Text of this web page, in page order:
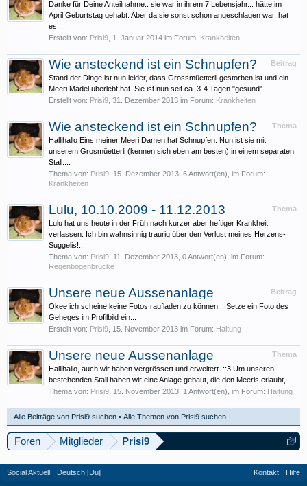
Danke für Deine Anteilnahme.. sie war in ihrem 7 Lebensjahr... hätte im
April Geburtstag gehabt. Aber da sie sonst schon angeschlagen war, hat
es...
Erstellt von: Prisi9 1. Januar 2014 im Forum: Krankheiten
Beitrag
Wie ansteckend ist ein Schnupfen?
Stand der Dinge ist nun leider, dass Grossmüetterli gestorben ist und ein
Meeri Mädel überlebt hat. Sie ist nun seit ca. 3-4 Tagen "gesund"....
Erstellt von: Prisi9 31. Dezember 2013 im Forum: Krankheiten
Thema
Wie ansteckend ist ein Schnupfen?
Hallihallo Eins meiner Meeri Damen hat Schnupfen. Nun ist sie mit
unserem Grosmüetterli (kennen sich eben am besten) in einem separaten
Stall....
Thema von: Prisi9 15. Dezember 2013 , 6 Antwort(en), im Forum:
Krankheiten
Thema
Lulu, 10.10.2009 - 11.12.2013
Lulu hat uns heute in der Früh nach kurzer aber heftiger Krankheit
verlassen. Ich bin wahnsinnig traurig über den Verlust meines Herzens-
Suggelis!...
Thema von: Prisi9 11. Dezember 2013 , 0 Antwort(en), im Forum:
Regenbogenbrücke
Beitrag
Unsere neue Aussenanlage
Okee ich scheine keine Fotos raufladen zu können... Setze ein Foto des
Geheges im Profilbild ein...
Erstellt von: Prisi9 15. November 2013 im Forum: Haltung
Thema
Unsere neue Aussenanlage
Hallihallo, auch wir haben vergrössert und erweitert. ::3 Um unseren
bestehenden Stall haben wir eine Anlage gebaut, die den Meeris erlaubt,...
Thema von: Prisi9 15. November 2013 , 1 Antwort(en), im Forum: Haltung
Alle Beiträge von Prisi9 suchen Alle Themen von Prisi9 suchen
Foren Mitglieder Prisi9
Social Aktuell Deutsch [Du] Kontakt
Hilfe